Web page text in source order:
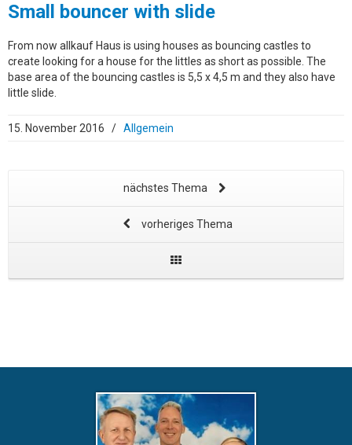
Small bouncer with slide
From now allkauf Haus is using houses as bouncing castles to
create looking for a house for the littles as short as possible. The
base area of the bouncing castles is 5,5 x 4,5 m and they also have
little slide.
15. November 2016 / Allgemein
nächstes Thema
vorheriges Thema